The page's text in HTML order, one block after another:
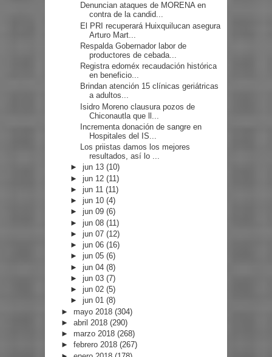
Denuncian ataques de MORENA en
contra de la candid...
El PRI recuperará Huixquilucan asegura
Arturo Mart...
Respalda Gobernador labor de
productores de cebada...
Registra edoméx recaudación histórica
en beneficio...
Brindan atención 15 clínicas geriátricas
a adultos...
Isidro Moreno clausura pozos de
Chiconautla que ll...
Incrementa donación de sangre en
Hospitales del IS...
Los priistas damos los mejores
resultados, así lo ...
►jun 13(10)
►jun 12(11)
►jun 11(11)
►jun 10(4)
►jun 09(6)
►jun 08(11)
►jun 07(12)
►jun 06(16)
►jun 05(6)
►jun 04(8)
►jun 03(7)
►jun 02(5)
►jun 01(8)
► mayo 2018 (304)
► abril 2018 (290)
► marzo 2018 (268)
► febrero 2018 (267)